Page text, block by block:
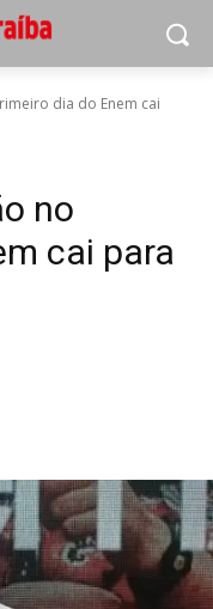
dia do Enem cai
no
cai para